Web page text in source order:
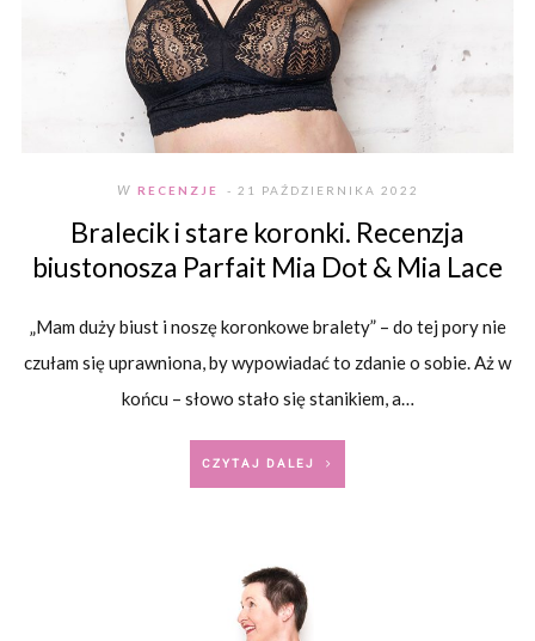
W RECENZJE - 21 PAŹDZIERNIKA 2022
Bralecik i stare koronki. Recenzja
biustonosza Parfait Mia Dot & Mia Lace
„Mam duży biust i noszę koronkowe bralety” – do tej pory nie
czułam się uprawniona, by wypowiadać to zdanie o sobie. Aż w
końcu – słowo stało się stanikiem, a…
CZYTAJ DALEJ